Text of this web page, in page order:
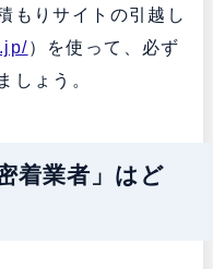
もりサイトの引越し
）を使って、必ず
しょう。
着業者」はど